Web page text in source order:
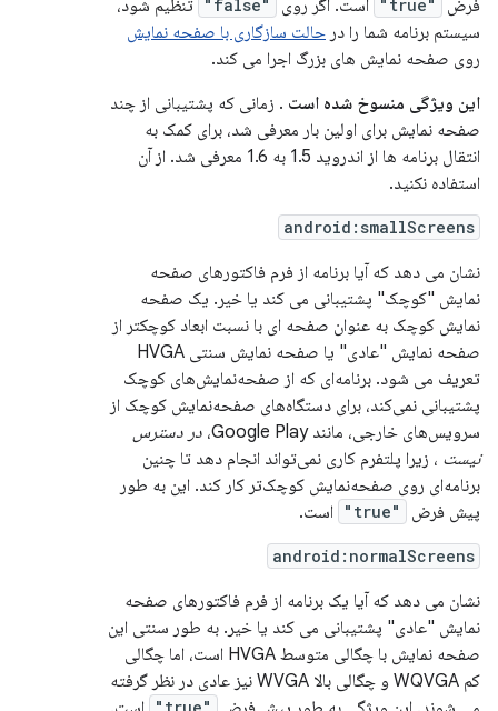
فرض "true" است. اگر روی "false"
تنظیم شود،
سیستم برنامه شما را در حالت سازگاری با صفحه نمایش
روی صفحه نمایش های بزرگ اجرا می کند.
این ویژگی منسوخ شده است . زمانی که پشتیبانی از چند
صفحه نمایش برای اولین بار معرفی شد، برای کمک به
انتقال برنامه ها از اندروید 1.5 به 1.6 معرفی شد. از آن
استفاده نکنید.
android:smallScreens
نشان می دهد که آیا برنامه از فرم فاکتورهای صفحه
نمایش "کوچک" پشتیبانی می کند یا خیر. یک صفحه
نمایش کوچک به عنوان صفحه ای با نسبت ابعاد کوچکتر از
صفحه نمایش "عادی" یا صفحه نمایش سنتی HVGA
تعریف می شود. برنامه‌ای که از صفحه‌نمایش‌های کوچک
پشتیبانی نمی‌کند، برای دستگاه‌های صفحه‌نمایش کوچک از
سرویس‌های خارجی، مانند Google Play،
در دسترس
نیست ، زیرا پلتفرم کاری نمی‌تواند انجام دهد تا چنین
برنامه‌ای روی صفحه‌نمایش کوچک‌تر کار کند. این به طور
پیش فرض
"true" است.
android:normalScreens
نشان می دهد که آیا یک برنامه از فرم فاکتورهای صفحه
نمایش "عادی" پشتیبانی می کند یا خیر. به طور سنتی این
صفحه نمایش با چگالی متوسط ​​HVGA است، اما چگالی
کم WQVGA و چگالی بالا WVGA نیز عادی در نظر گرفته